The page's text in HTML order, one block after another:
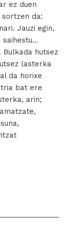
ez duen
da:
Jauzi egin,
saihestu…
Bulkada hutsez
lasterka
da horixe
bat ere
arin;